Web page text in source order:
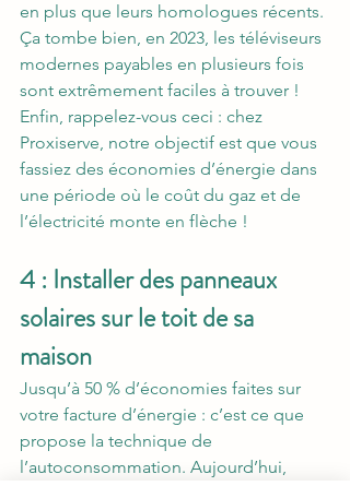
en plus que leurs homologues récents.
Ça tombe bien, en 2023, les téléviseurs
modernes payables en plusieurs fois
sont extrêmement faciles à trouver !
Enfin, rappelez-vous ceci : chez
Proxiserve, notre objectif est que vous
fassiez des économies d’énergie dans
une période où le coût du gaz et de
l’électricité monte en flèche !
4 : Installer des panneaux
solaires sur le toit de sa
maison
Jusqu’à 50 % d’économies faites sur
votre facture d’énergie : c’est ce que
propose la technique de
l’autoconsommation. Aujourd’hui,